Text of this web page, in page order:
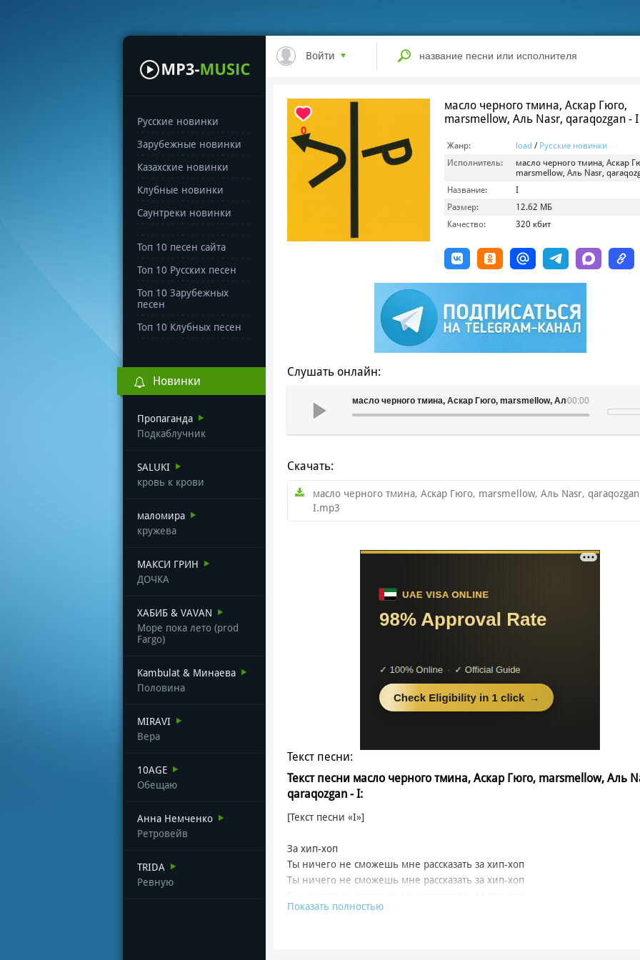
Русские новинки
Зарубежные новинки
Казахские новинки
Клубные новинки
Саунтреки новинки
Топ 10 песен сайта
Топ 10 Русских песен
Топ 10 Зарубежных
песен
Топ 10 Клубных песен
Новинки
Пропаганда
Подкаблучник
SALUKI
кровь к крови
маломира
кружева
МАКСИ ГРИН
ДОЧКА
ХАБИБ & VAVAN
Море пока лето (prod
Fargo)
Kambulat & Минаева
Половина
MIRAVI
Вера
10AGE
Обещаю
Анна Немченко
Ретровейв
TRIDA
Ревную
Войти
0
масло черного тмина, Аскар Гюго,
marsmellow, Аль Nasr, qaraqozgan - I
Жанр: load / Русские новинки
Исполнитель:
масло черного тмина, Аскар
marsmellow, Аль Nasr,
Название:
I
Размер:
12.62 МБ
Качество:
320 кбит
Слушать онлайн:
00:00
масло черного тмина, Аскар Гюго, marsmellow, Аль Nasr,
Скачать:
масло черного тмина, Аскар Гюго, marsmellow, Аль Nasr,
I.mp3
Текст песни:
Текст песни масло черного тмина, Аскар Гюго, marsmellow, Аль
qaraqozgan - I:
[Текст песни «I»]
За хип-хоп
Ты ничего не сможешь мне рассказать за хип-хоп
Ты ничего не сможешь мне рассказать за хип-хоп
Ты ничего не сможешь мне рассказать за хип-хоп
Показать полностью